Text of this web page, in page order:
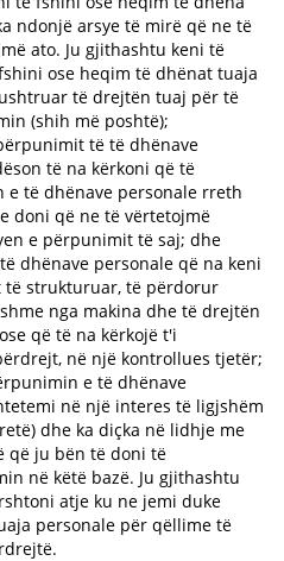
ndonjë arsye të mirë që ne të
ato. Ju gjithashtu keni të
ose heqim të dhënat tuaja
të drejtën tuaj për të
(shih më poshtë);
të të dhënave
të na kërkoni që të
të dhënave personale rreth
doni që ne të vërtetojmë
e përpunimit të saj; dhe
dhënave personale që na keni
strukturuar, të përdorur
nga makina dhe të drejtën
që të na kërkojë t'i
në një kontrollues tjetër;
e të dhënave
në një interes të ligjshëm
dhe ka diçka në lidhje me
që ju bën të doni të
në këtë bazë. Ju gjithashtu
atje ku ne jemi duke
personale për qëllime të